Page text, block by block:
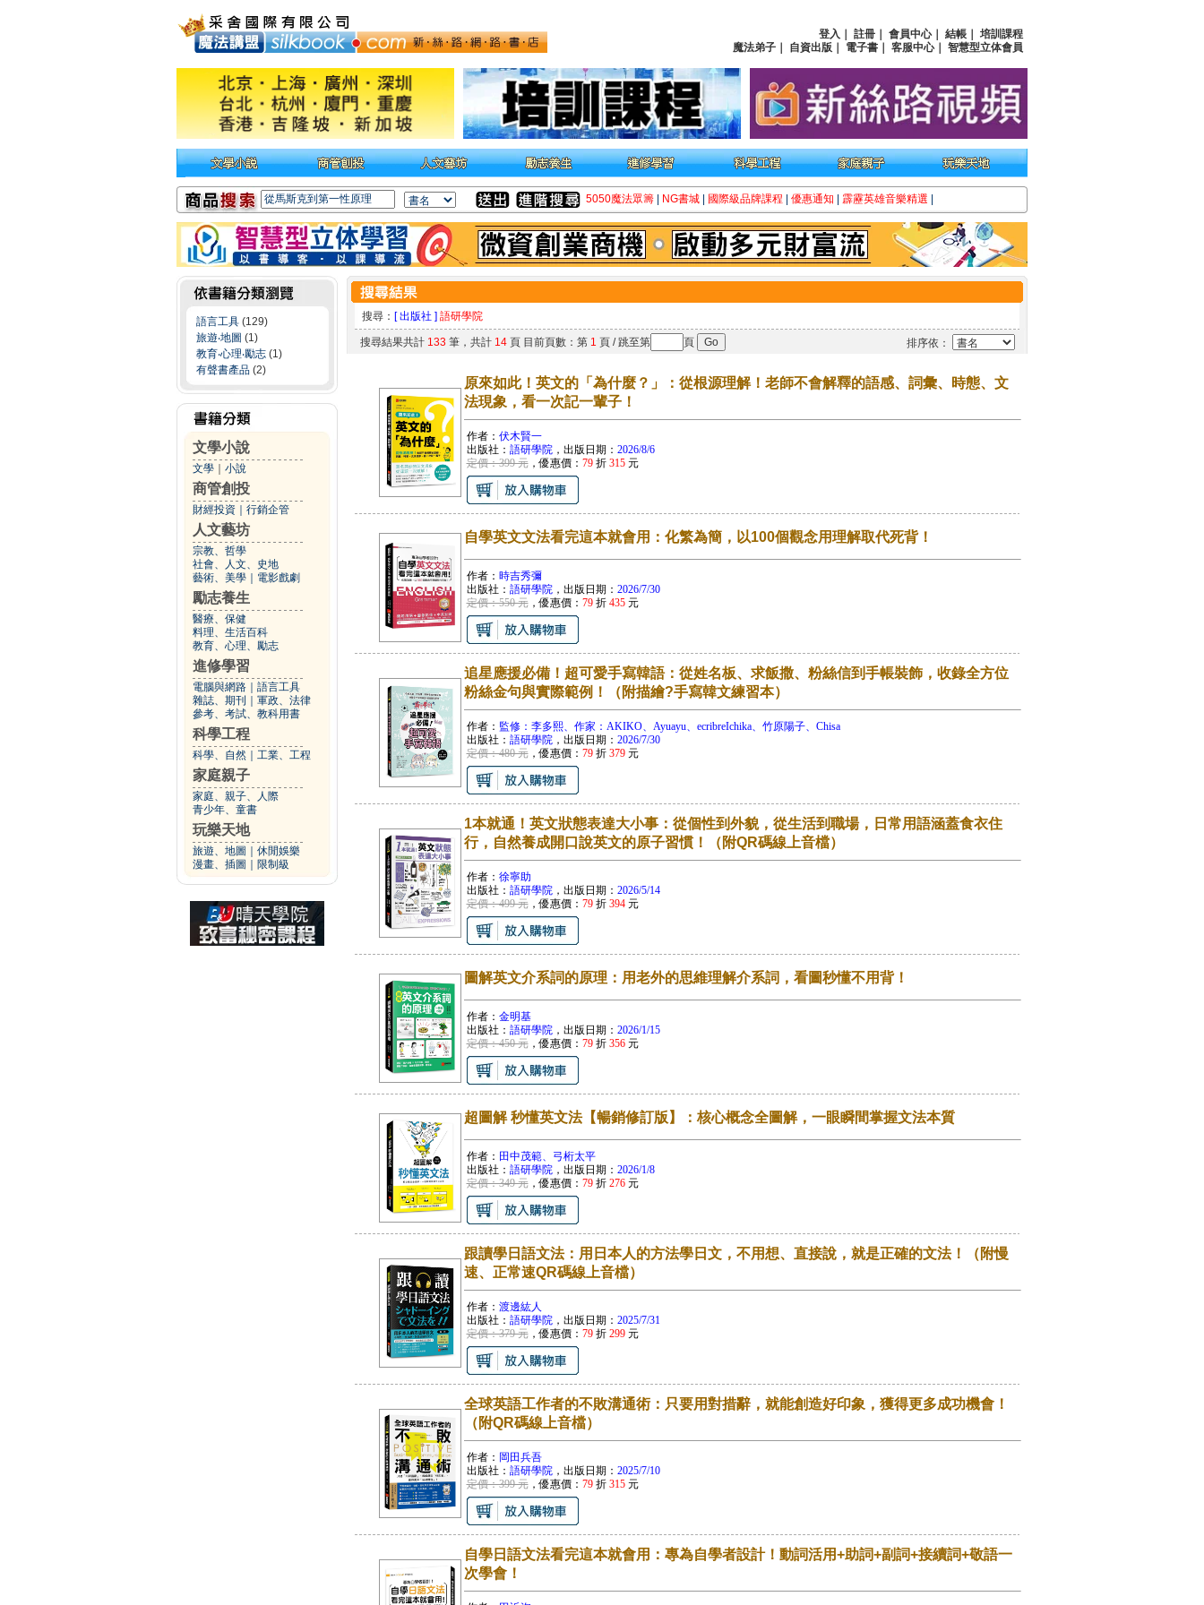
登入 註冊 會員中心｜ 結帳
培訓課程
魔法弟子
自資出版 電子書 客服中心｜ 智慧型立体會員
5050魔法眾籌 NG書城 國際級品牌課程 優惠通知 霹靂英雄音樂精選
語言工具 (129)
旅遊‧地圖 (1)
教育‧心理‧勵志 (1)
有聲書產品 (2)
文學小說
文學 小說
商管創投
財經投資 行銷企管
人文藝坊
宗教、哲學
社會、人文、史地
藝術、美學
電影戲劇
勵志養生
醫療、保健
料理、生活百科
教育、心理、勵志
進修學習
電腦與網路
語言工具
雜誌、期刊
軍政、法律
參考、考試、教科用書
科學工程
科學、自然 工業、工程
家庭親子
家庭、親子、人際
青少年、童書
玩樂天地
旅遊、地圖
休閒娛樂
漫畫、插圖
限制級
搜尋： [ 出版社 ] 語研學院
搜尋結果共計 133 筆，共計 14頁 目前頁數：第 1 頁 / 跳至第 頁 排序依：
原來如此！英文的「為什麼？」：從根源理解！老師不會解釋的語感、詞彙、時態、文
法現象，看一次記一輩子！
作者： 伏木賢一
出版社： 語研學院，出版日期： 2026/8/6
定價：399 元，優惠價： 79折 315元
自學英文文法看完這本就會用：化繁為簡，以100個觀念用理解取代死背！
作者： 時吉秀彌
出版社： 語研學院，出版日期： 2026/7/30
定價：550 元，優惠價： 79折 435元
追星應援必備！超可愛手寫韓語：從姓名板、求飯撒、粉絲信到手帳裝飾，收錄全方位
粉絲金句與實際範例！（附描繪?手寫韓文練習本）
作者： 監修：李多熙、作家：AKIKO、Ayuayu、ecribreIchika、竹原陽子、Chisa
出版社： 語研學院，出版日期： 2026/7/30
定價：480 元，優惠價： 79折 379元
1本就通！英文狀態表達大小事：從個性到外貌，從生活到職場，日常用語涵蓋食衣住
行，自然養成開口說英文的原子習慣！（附QR碼線上音檔）
作者： 徐寧助
出版社： 語研學院，出版日期： 2026/5/14
定價：499 元，優惠價： 79折 394元
圖解英文介系詞的原理：用老外的思維理解介系詞，看圖秒懂不用背！
作者： 金明基
出版社： 語研學院，出版日期： 2026/1/15
定價：450 元，優惠價： 79折 356元
超圖解 秒懂英文法【暢銷修訂版】：核心概念全圖解，一眼瞬間掌握文法本質
作者： 田中茂範、弓桁太平
出版社： 語研學院，出版日期： 2026/1/8
定價：349 元，優惠價： 79折 276元
跟讀學日語文法：用日本人的方法學日文，不用想、直接說，就是正確的文法！（附慢
速、正常速QR碼線上音檔）
作者： 渡邊紘人
出版社： 語研學院，出版日期： 2025/7/31
定價：379 元，優惠價： 79折 299元
全球英語工作者的不敗溝通術：只要用對措辭，就能創造好印象，獲得更多成功機會！
（附QR碼線上音檔）
作者： 岡田兵吾
出版社： 語研學院，出版日期： 2025/7/10
定價：399 元，優惠價： 79折 315元
自學日語文法看完這本就會用：專為自學者設計！動詞活用+助詞+副詞+接續詞+敬語一
次學會！